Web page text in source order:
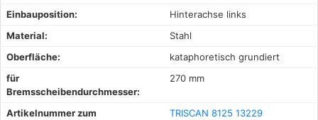
Einbauposition:
Hinterachse links
Material:
Stahl
Oberfläche:
kataphoretisch grundiert
für
Bremsscheibendurchmesser:
270 mm
Artikelnummer zum
TRISCAN 8125 13229